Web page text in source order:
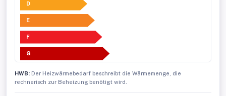
D
E
F
G
HWB: Der Heizwärmebedarf beschreibt die Wärmemenge, die
rechnerisch zur Beheizung benötigt wird.